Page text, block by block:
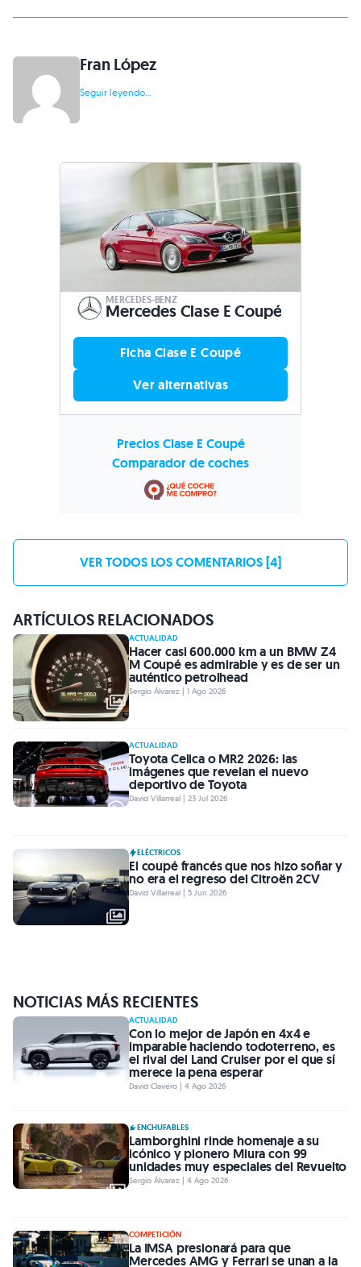
Fran López
Seguir leyendo...
MERCEDES-BENZ
Mercedes Clase E Coupé
Ficha Clase E Coupé
Ver alternativas
Precios Clase E Coupé
Comparador de coches
VER TODOS LOS COMENTARIOS [4]
ARTÍCULOS RELACIONADOS
ACTUALIDAD
Hacer casi 600.000 km a un BMW Z4
M Coupé es admirable y es de ser un
auténtico petrolhead
Sergio Álvarez | 1 Ago 2026
ACTUALIDAD
Toyota Celica o MR2 2026: las
imágenes que revelan el nuevo
deportivo de Toyota
David Villarreal | 23 Jul 2026
ELÉCTRICOS
El coupé francés que nos hizo soñar y
no era el regreso del Citroën 2CV
David Villarreal | 5 Jun 2026
NOTICIAS MÁS RECIENTES
ACTUALIDAD
Con lo mejor de Japón en 4x4 e
imparable haciendo todoterreno, es
el rival del Land Cruiser por el que sí
merece la pena esperar
David Clavero | 4 Ago 2026
ENCHUFABLES
Lamborghini rinde homenaje a su
icónico y pionero Miura con 99
unidades muy especiales del Revuelto
Sergio Álvarez | 4 Ago 2026
COMPETICIÓN
La IMSA presionará para que
Mercedes AMG y Ferrari se unan a la